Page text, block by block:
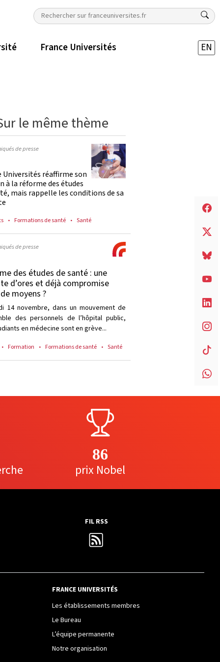
France Universités EN
le même thème
de presse
Universités réaffirme son
à la réforme des études
mais rappelle les conditions de sa
Formations de santé Santé
de presse
des études de santé : une
d’ores et déjà compromise
moyens ?
14 novembre, dans un mouvement de
des personnels de l’hôpital public,
en médecine sont en grève...
Formation Formations de santé Santé
86
prix Nobel
FIL RSS
FRANCE UNIVERSITÉS
Les établissements membres
Le Bureau
L’équipe permanente
Notre organisation